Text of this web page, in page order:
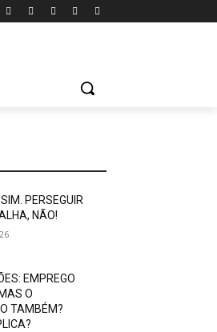
PERSEGUIR
NÃO!
EMPREGO
O
TAMBÉM?